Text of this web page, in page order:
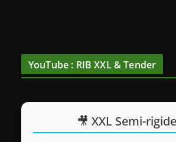
YouTube : RIB XXL & Tender
🎥 XXL Semi-